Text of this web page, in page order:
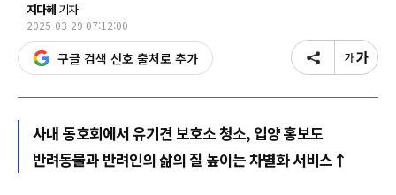
지다혜 기자
2025-03-29 07:12:00
구글 검색 선호 출처로 추가
사내 동호회에서 유기견 보호소 청소, 입양 홍보도
반려동물과 반려인의 삶의 질 높이는 차별화 서비스↑